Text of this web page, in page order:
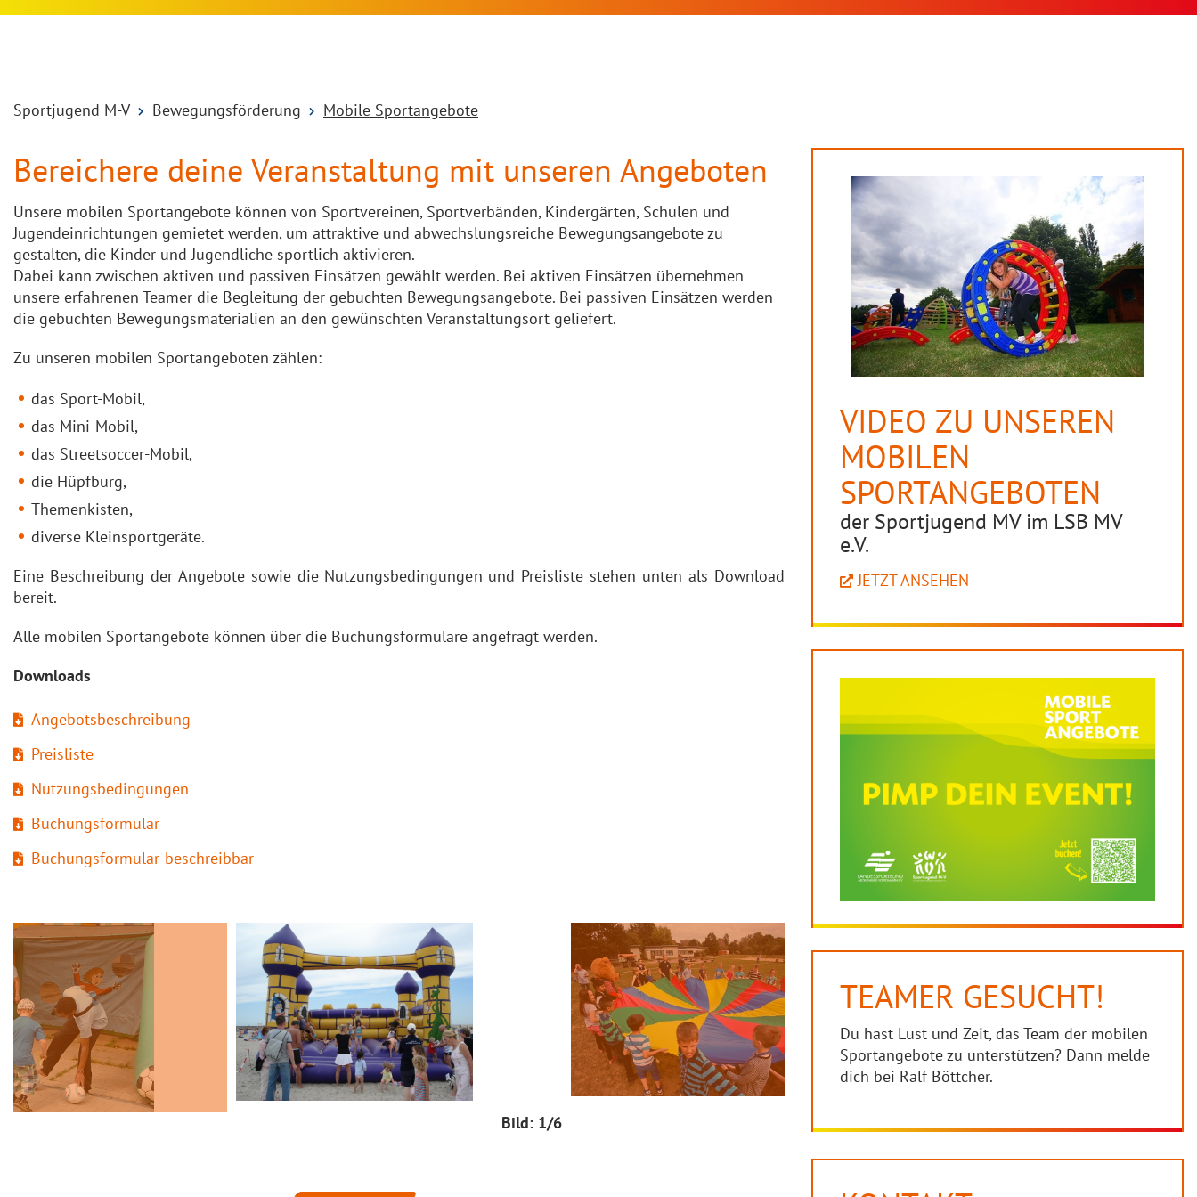
Sportjugend M-V Bewegungsförderung Mobile Sportangebote
Bereichere deine Veranstaltung mit unseren Angeboten
Unsere mobilen Sportangebote können von Sportvereinen, Sportverbänden, Kindergärten, Schulen und
Jugendeinrichtungen gemietet werden, um attraktive und abwechslungsreiche Bewegungsangebote zu
gestalten, die Kinder und Jugendliche sportlich aktivieren.
Dabei kann zwischen aktiven und passiven Einsätzen gewählt werden. Bei aktiven Einsätzen übernehmen
unsere erfahrenen Teamer die Begleitung der gebuchten Bewegungsangebote. Bei passiven Einsätzen werden
die gebuchten Bewegungsmaterialien an den gewünschten Veranstaltungsort geliefert.
Zu unseren mobilen Sportangeboten zählen:
das Sport-Mobil,
das Mini-Mobil,
das Streetsoccer-Mobil,
die Hüpfburg,
Themenkisten,
diverse Kleinsportgeräte.
Eine Beschreibung der Angebote sowie die Nutzungsbedingungen und Preisliste stehen unten als Download
bereit.
Alle mobilen Sportangebote können über die Buchungsformulare angefragt werden.
Downloads
Angebotsbeschreibung
Preisliste
Nutzungsbedingungen
Buchungsformular
Buchungsformular-beschreibbar
Bild: 1/6
VIDEO ZU UNSEREN
MOBILEN
SPORTANGEBOTEN
der Sportjugend MV im LSB MV
e.V.
JETZT ANSEHEN
TEAMER GESUCHT!
Du hast Lust und Zeit, das Team der mobilen
Sportangebote zu unterstützen? Dann melde
dich bei Ralf Böttcher.